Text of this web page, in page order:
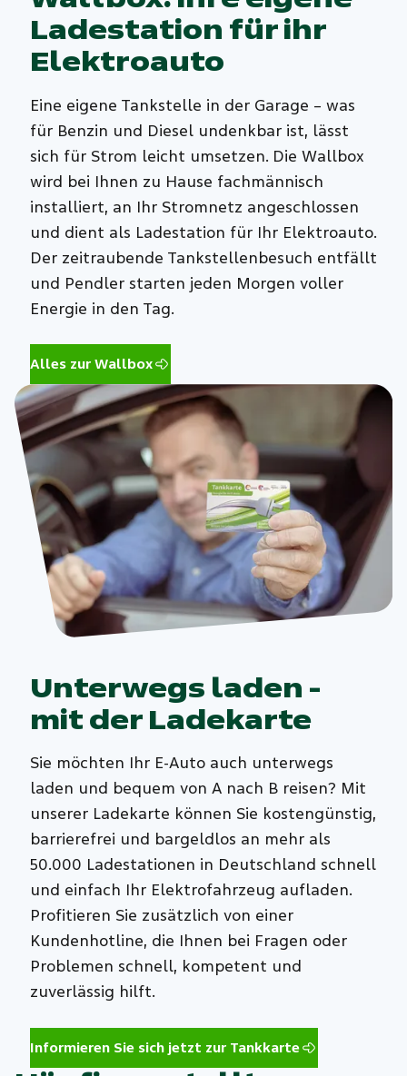
Ladestation für ihr
Elektroauto
Eine eigene Tankstelle in der Garage – was
für Benzin und Diesel undenkbar ist, lässt
sich für Strom leicht umsetzen. Die Wallbox
wird bei Ihnen zu Hause fachmännisch
installiert, an Ihr Stromnetz angeschlossen
und dient als Ladestation für Ihr Elektroauto.
Der zeitraubende Tankstellenbesuch entfällt
und Pendler starten jeden Morgen voller
Energie in den Tag.
Alles zur Wallbox
Unterwegs laden -
mit der Ladekarte
Sie möchten Ihr E-Auto auch unterwegs
laden und bequem von A nach B reisen? Mit
unserer Ladekarte können Sie kostengünstig,
barrierefrei und bargeldlos an mehr als
50.000 Ladestationen in Deutschland schnell
und einfach Ihr Elektrofahrzeug aufladen.
Profitieren Sie zusätzlich von einer
Kundenhotline, die Ihnen bei Fragen oder
Problemen schnell, kompetent und
zuverlässig hilft.
Informieren Sie sich jetzt zur Tankkarte